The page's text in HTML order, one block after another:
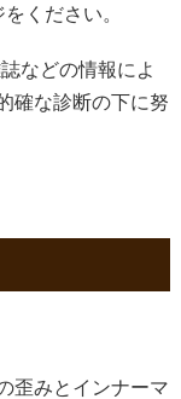
ください。
などの情報によ
確な診断の下に努
歪みとインナーマ